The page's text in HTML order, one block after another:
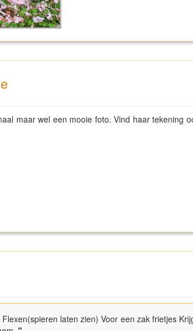
maar wel een mooie foto. Vind haar tekening
laten zien) Voor een zak frietjes